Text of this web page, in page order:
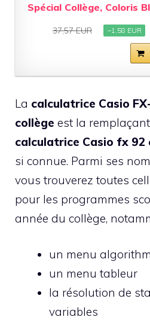
Spécial Collège, Coloris
37,57 EUR −1,58 EUR
La calculatrice Casio
collège est la
calculatrice Casio fx 92
si connue. Parmi ses
vous trouverez toutes
pour les programmes
année du collège,
un menu
un menu tableur
la résolution de
variables